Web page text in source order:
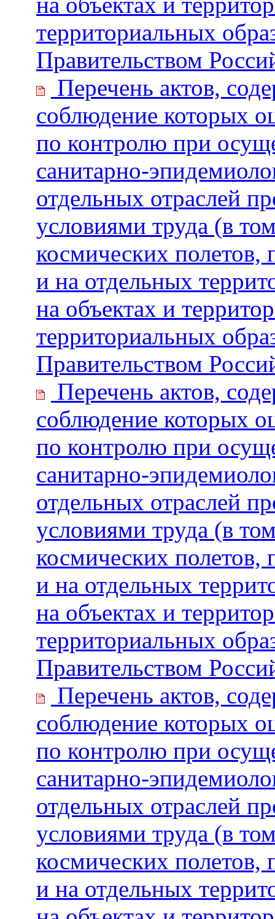
территориальных
Правительством
Перечень актов,
соблюдение которых
по контролю при
санитарно-
отдельных отраслей
условиями труда (в
космических полетов,
и на отдельных
на объектах и
территориальных
Правительством
Перечень актов,
соблюдение которых
по контролю при
санитарно-
отдельных отраслей
условиями труда (в
космических полетов,
и на отдельных
на объектах и
территориальных
Правительством
Перечень актов,
соблюдение которых
по контролю при
санитарно-
отдельных отраслей
условиями труда (в
космических полетов,
и на отдельных